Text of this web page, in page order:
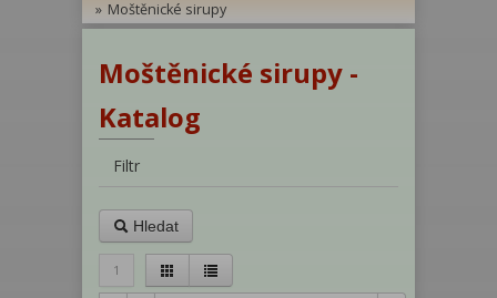
» Moštěnické sirupy
Moštěnické sirupy -
Katalog
Filtr
Hledat
1